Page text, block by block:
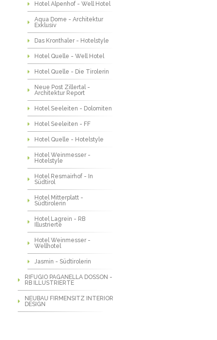
Hotel Alpenhof - Well Hotel
Aqua Dome - Architektur
Exklusiv
Das Kronthaler - Hotelstyle
Hotel Quelle - Well Hotel
Hotel Quelle - Die Tirolerin
Neue Post Zillertal -
Architektur Report
Hotel Seeleiten - Dolomiten
Hotel Seeleiten - FF
Hotel Quelle - Hotelstyle
Hotel Weinmesser -
Hotelstyle
Hotel Resmairhof - In
Südtirol
Hotel Mitterplatt -
Südtirolerin
Hotel Lagrein - RB
Illustrierte
Hotel Weinmesser -
Wellhotel
Jasmin - Südtirolerin
RIFUGIO PAGANELLA DOSSON -
RB ILLUSTRIERTE
NEUBAU FIRMENSITZ INTERIOR
DESIGN